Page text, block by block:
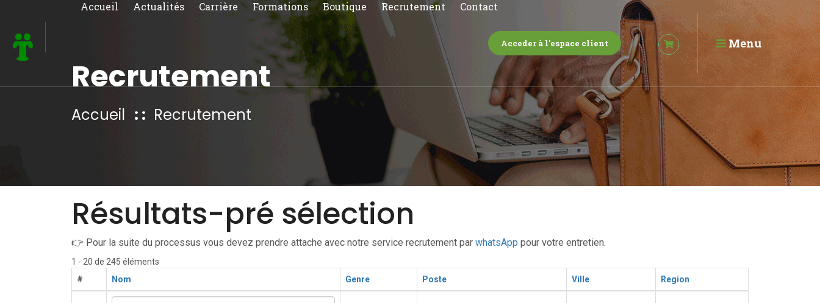
Accueil Actualités Carrière Formations Boutique Recrutement Contact
Acceder à l'espace client Menu
Recrutement
Accueil Recrutement
Résultats-pré sélection
👉 Pour la suite du processus vous devez prendre attache avec notre service recrutement par whatsApp pour votre entretien.
1 - 20 de 245 éléments
#
Nom Genre Poste Ville Region